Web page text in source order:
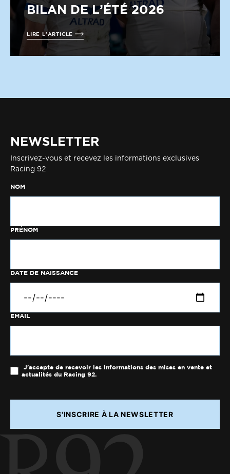
BILAN DE L’ÉTÉ 2026
LIRE L'ARTICLE
NEWSLETTER
Inscrivez-vous et recevez les informations exclusives
Racing 92
NOM
PRÉNOM
DATE DE NAISSANCE
EMAIL
J'accepte de recevoir les informations des mises en vente et
actualités du Racing 92.
S'INSCRIRE À LA NEWSLETTER